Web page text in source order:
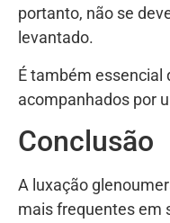
portanto, não se
levantado.
É também essencial
acompanhados por
Conclusão
A luxação
mais frequentes em